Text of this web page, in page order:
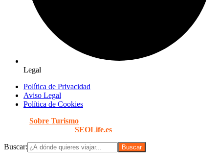
Legal
Política de Privacidad
Aviso Legal
Política de Cookies
Sobre Turismo
porSEOLife.es
Buscar: